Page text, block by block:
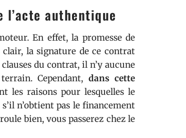
l’acte authentique
En effet, la promesse de
clair, la signature de ce contrat
du contrat, il n’y aucune
Cependant, dans cette
les raisons pour lesquelles le
n’obtient pas le financement
bien, vous passerez chez le